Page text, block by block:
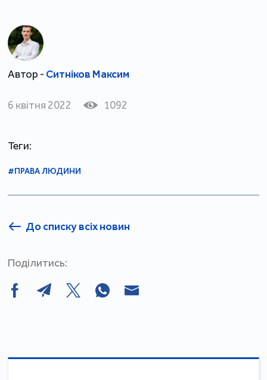
Автор - Ситніков Максим
6 квітня 2022 1092
Теги:
#ПРАВА ЛЮДИНИ
До списку всіх новин
Поділитись: